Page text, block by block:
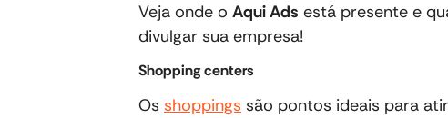
Veja onde o Aqui Ads está presente e
divulgar sua empresa!
Shopping centers
Os shoppings são pontos ideais para